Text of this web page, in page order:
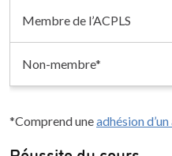
Membre de l’ACPLS
Non-membre*
*Comprend uneadhésion d’un